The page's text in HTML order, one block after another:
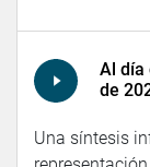
Al día
de
Una síntesis